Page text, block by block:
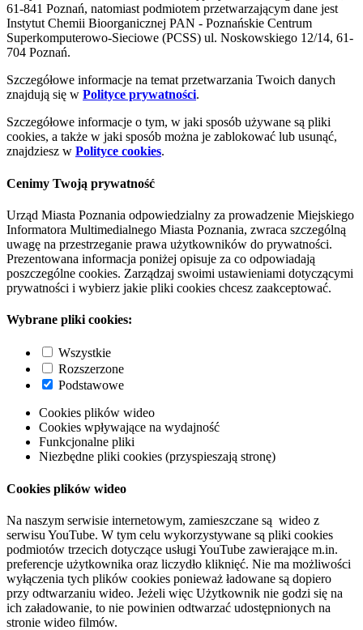
61-841 Poznań, natomiast podmiotem przetwarzającym dane jest
Instytut Chemii Bioorganicznej PAN - Poznańskie Centrum
Superkomputerowo-Sieciowe (PCSS) ul. Noskowskiego 12/14, 61-
704 Poznań.
Szczegółowe informacje na temat przetwarzania Twoich danych
znajdują się w Polityce prywatności.
Szczegółowe informacje o tym, w jaki sposób używane są pliki
cookies, a także w jaki sposób można je zablokować lub usunąć,
znajdziesz w Polityce cookies.
Cenimy Twoją prywatność
Urząd Miasta Poznania odpowiedzialny za prowadzenie Miejskiego
Informatora Multimedialnego Miasta Poznania, zwraca szczególną
uwagę na przestrzeganie prawa użytkowników do prywatności.
Prezentowana informacja poniżej opisuje za co odpowiadają
poszczególne cookies. Zarządzaj swoimi ustawieniami dotyczącymi
prywatności i wybierz jakie pliki cookies chcesz zaakceptować.
Wybrane pliki cookies:
Wszystkie
Rozszerzone
Podstawowe
Cookies plików wideo
Cookies wpływające na wydajność
Funkcjonalne pliki
Niezbędne pliki cookies (przyspieszają stronę)
Cookies plików wideo
Na naszym serwisie internetowym, zamieszczane są wideo z
serwisu YouTube. W tym celu wykorzystywane są pliki cookies
podmiotów trzecich dotyczące usługi YouTube zawierające m.in.
preferencje użytkownika oraz liczydło kliknięć. Nie ma możliwości
wyłączenia tych plików cookies ponieważ ładowane są dopiero
przy odtwarzaniu wideo. Jeżeli więc Użytkownik nie godzi się na
ich załadowanie, to nie powinien odtwarzać udostępnionych na
stronie wideo filmów.